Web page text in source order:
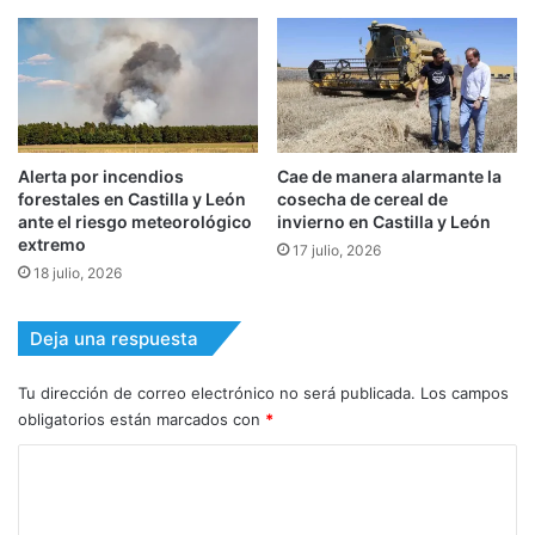
Alerta por incendios
forestales en Castilla y León
ante el riesgo meteorológico
extremo
18 julio, 2026
Cae de manera alarmante la
cosecha de cereal de
invierno en Castilla y León
17 julio, 2026
Deja una respuesta
Tu dirección de correo electrónico no será publicada. Los campos
obligatorios están marcados con *